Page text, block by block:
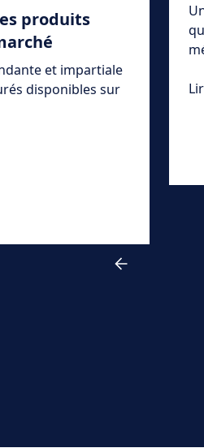
produits
et impartiale
disponibles sur